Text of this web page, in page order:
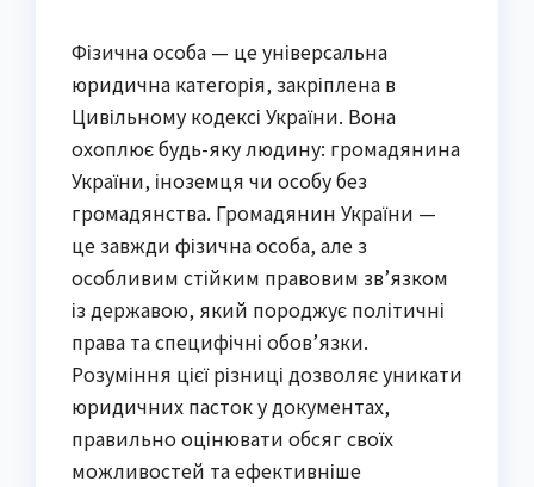
Фізична особа — це універсальна
юридична категорія, закріплена в
Цивільному кодексі України. Вона
охоплює будь-яку людину: громадянина
України, іноземця чи особу без
громадянства. Громадянин України —
це завжди фізична особа, але з
особливим стійким правовим зв’язком
із державою, який породжує політичні
права та специфічні обов’язки.
Розуміння цієї різниці дозволяє уникати
юридичних пасток у документах,
правильно оцінювати обсяг своїх
можливостей та ефективніше